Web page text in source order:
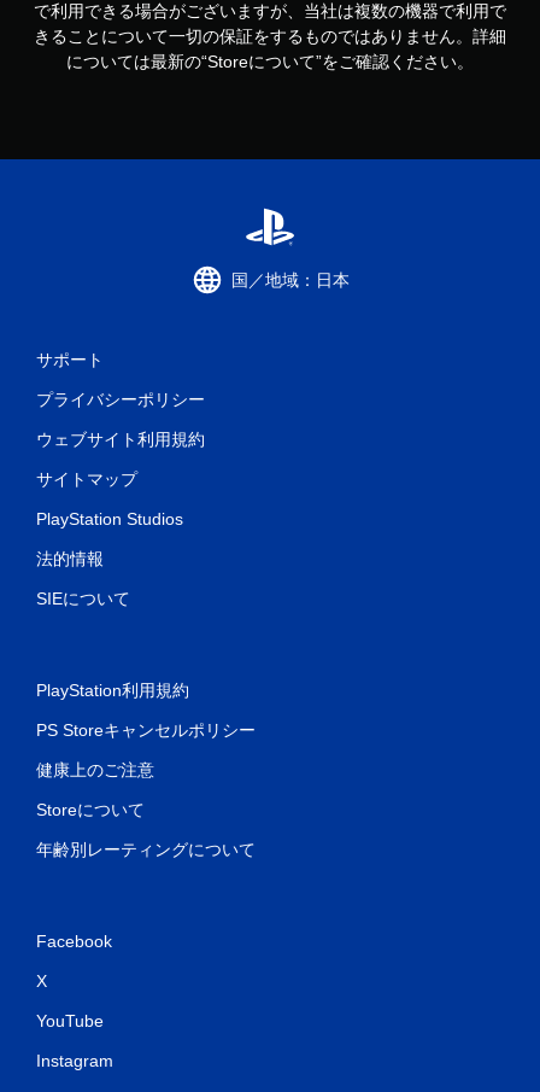
で利用できる場合がございますが、当社は複数の機器で利用で
きることについて一切の保証をするものではありません。詳細
については最新の“Storeについて”をご確認ください。
国／地域：日本
サポート
プライバシーポリシー
ウェブサイト利用規約
サイトマップ
PlayStation Studios
法的情報
SIEについて
PlayStation利用規約
PS Storeキャンセルポリシー
健康上のご注意
Storeについて
年齢別レーティングについて
Facebook
X
YouTube
Instagram